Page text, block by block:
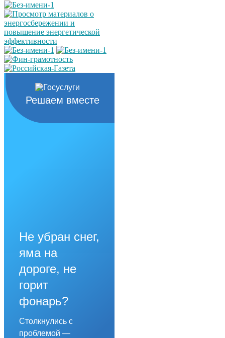
Решаем вместе
Не убран снег,
яма на
дороге, не
горит
фонарь?
Столкнулись с
проблемой —